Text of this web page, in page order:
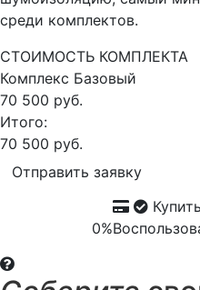
среди комплектов.
СТОИМОСТЬ КОМПЛЕКТА
Комплекс Базовый
70 500 руб.
Итого:
70 500 руб.
Отправить заявку
0%